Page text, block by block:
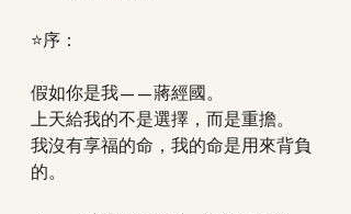
⭐序：
假如你是我——蔣經國。
上天給我的不是選擇，而是重擔。
我沒有享福的命，我的命是用來背負
的。